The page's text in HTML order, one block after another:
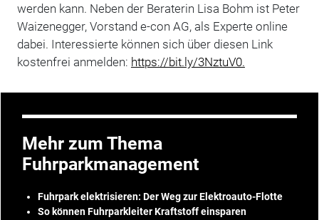
werden kann. Neben der Beraterin Lisa Bohm ist Peter
Waizenegger, Vorstand e-con AG, als Experte online
dabei. Interessierte können sich über diesen Link
kostenfrei anmelden: https://bit.ly/3NztuV0.
Mehr zum Thema
Fuhrparkmanagement
Fuhrpark elektrisieren: Der Weg zur Elektroauto-Flotte
So können Fuhrparkleiter Kraftstoff einsparen